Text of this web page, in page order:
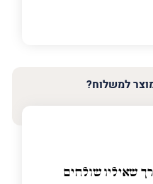
למשלוח?
שאיליו שולחים